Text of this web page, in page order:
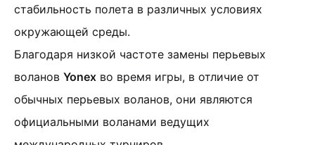
стабильность полета в различных условиях
окружающей среды.
Благодаря низкой частоте замены перьевых
воланов Yonex во время игры, в отличие от
обычных перьевых воланов, они являются
официальными воланами ведущих